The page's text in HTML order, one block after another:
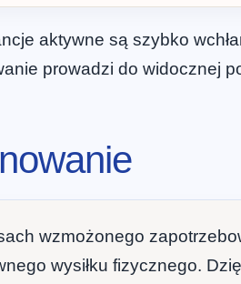
aktywne są szybko
prowadzi do widocznej
wzmożonego
wysiłku fizycznego.